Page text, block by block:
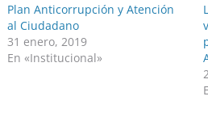
Plan Anticorrupción y Atención
al Ciudadano
31 enero, 2019
En «Institucional»